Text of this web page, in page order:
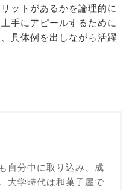
ットがあるかを論理的に
手にアピールするために
具体例を出しながら活躍
自分中に取り込み、成
大学時代は和菓子屋で